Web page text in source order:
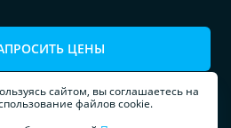
сайтом, вы соглашаетесь на
файлов cookie.
ЦЕНЫ